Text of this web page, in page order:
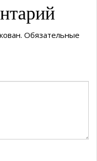
Обязательные